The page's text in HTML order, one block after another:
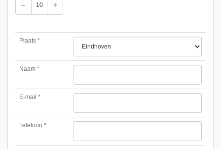
Plaats *
Naam *
E-mail *
Telefoon *